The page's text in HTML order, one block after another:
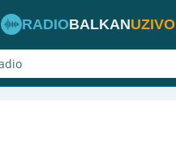
RADIOBALKANUZIVO